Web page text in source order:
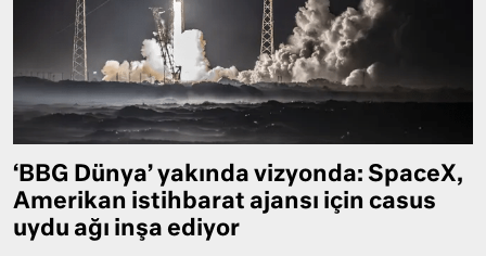
‘BBG Dünya’ yakında vizyonda: SpaceX,
Amerikan istihbarat ajansı için casus
uydu ağı inşa ediyor